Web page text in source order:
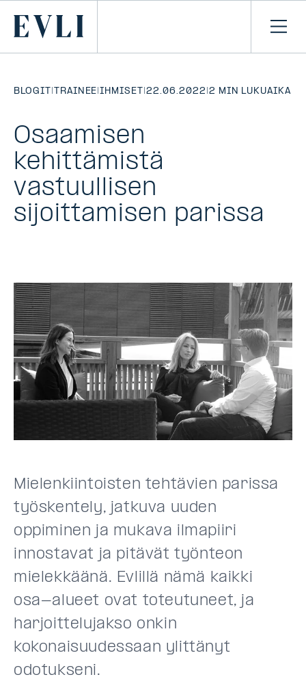
Primary
Avaa
BLOGIT | TRAINEE|IHMISET |22.06.2022 |2 MIN LUKUAIKA
Osaamisen
kehittämistä
vastuullisen
sijoittamisen parissa
Mielenkiintoisten tehtävien parissa
työskentely, jatkuva uuden
oppiminen ja mukava ilmapiiri
innostavat ja pitävät työnteon
mielekkäänä. Evlillä nämä kaikki
osa-alueet ovat toteutuneet, ja
harjoittelujakso onkin
kokonaisuudessaan ylittänyt
odotukseni.